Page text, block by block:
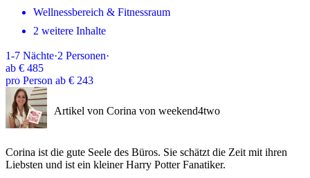
Wellnessbereich & Fitnessraum
2 weitere Inhalte
1-7 Nächte·2 Personen·
ab € 485
pro Person ab € 243
Artikel von Corina von weekend4two
Corina ist die gute Seele des Büros. Sie schätzt die Zeit mit ihren
Liebsten und ist ein kleiner Harry Potter Fanatiker.